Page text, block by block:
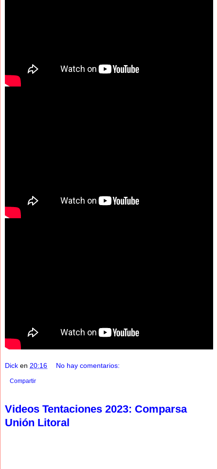
Dick en 20:16 No hay comentarios:
Compartir
Videos Tentaciones 2023: Comparsa
Unión Litoral